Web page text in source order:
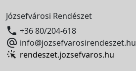
Józsefvárosi Rendészet
 +36 80/204-618
 info@jozsefvarosirendeszet.hu
rendeszet.jozsefvaros.hu